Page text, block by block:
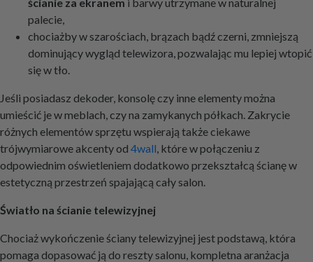
palecie,
chociażby w szarościach, brązach bądź czerni, zmniejszą
dominujący wygląd telewizora, pozwalając mu lepiej wtopić
się w tło.
Jeśli posiadasz dekoder, konsolę czy inne elementy można
umieścić je w meblach, czy na zamykanych półkach. Zakrycie
różnych elementów sprzętu wspierają także ciekawe
trójwymiarowe akcenty od 4wall, które w połączeniu z
odpowiednim oświetleniem dodatkowo przekształcą ścianę w
estetyczną przestrzeń spajającą cały salon.
Światło na ścianie telewizyjnej
Chociaż wykończenie ściany telewizyjnej jest podstawą, która
pomaga dopasować ją do reszty salonu, kompletna aranżacja